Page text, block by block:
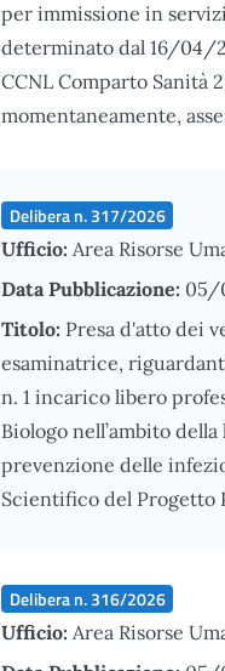
per immissione in
determinato dal 16/04/
CCNL Comparto Sanità
momentaneamente,
Delibera n. 317/2026
Ufficio: Area Risorse
Data Pubblicazione: 05/
Titolo: Presa d'atto dei
esaminatrice,
n. 1 incarico libero
Biologo nell’ambito
prevenzione delle
Scientifico del Progetto
Delibera n. 316/2026
Ufficio: Area Risorse